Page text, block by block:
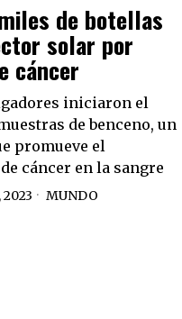
de botellas
solar por
cáncer
iniciaron el
de benceno, un
promueve el
cáncer en la sangre
2023 MUNDO